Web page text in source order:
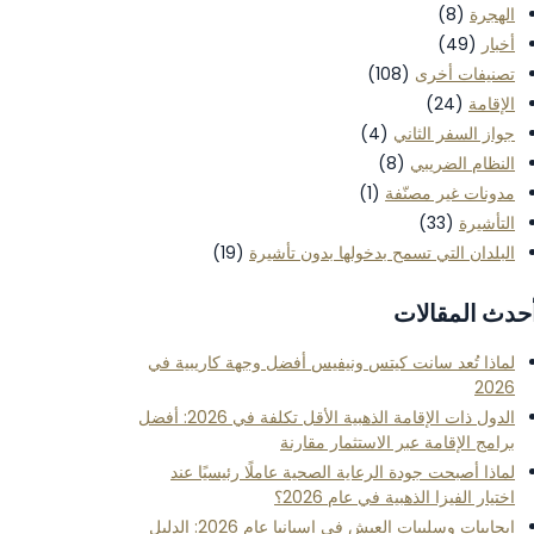
الهجرة (8)
أخبار (49)
تصنيفات أخرى (108)
الإقامة (24)
جواز السفر الثاني (4)
النظام الضريبي (8)
مدونات غير مصنّفة (1)
التأشيرة (33)
البلدان التي تسمح بدخولها بدون تأشيرة (19)
المقالات
لماذا تُعد سانت كيتس ونيفيس أفضل وجهة كاريبية في
2026
الدول ذات الإقامة الذهبية الأقل تكلفة في 2026: أفضل
برامج الإقامة عبر الاستثمار مقارنة
لماذا أصبحت جودة الرعاية الصحية عاملًا رئيسيًا عند
اختيار الفيزا الذهبية في عام 2026؟
إيجابيات وسلبيات العيش في إسبانيا عام 2026: الدليل